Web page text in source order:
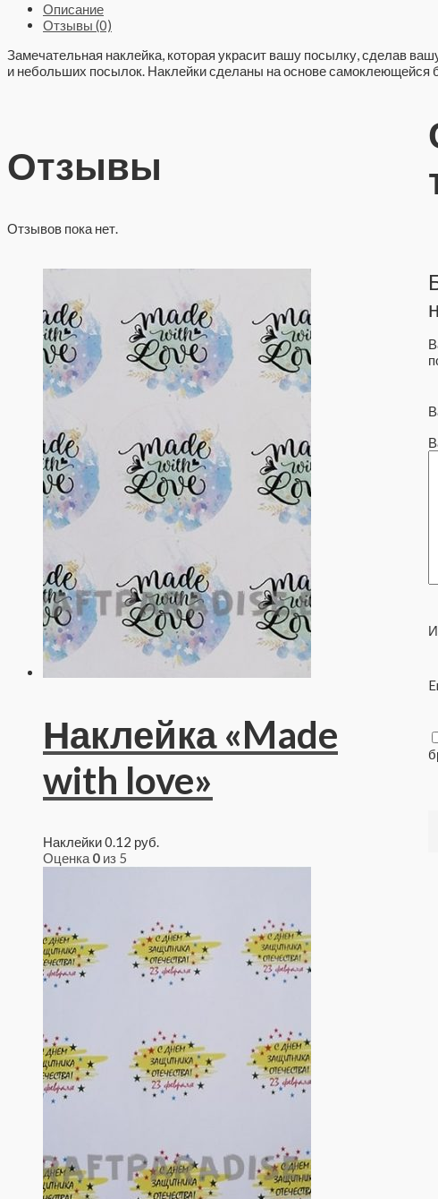
Описание
Отзывы (0)
Замечательная наклейка, которая украсит вашу посылку, сделав
и небольших посылок. Наклейки сделаны на основе самоклеющейся
Отзывы
Отзывов пока нет.
Наклейка «Made
with love»
Наклейки0.12 руб.
Оценка 0 из 5